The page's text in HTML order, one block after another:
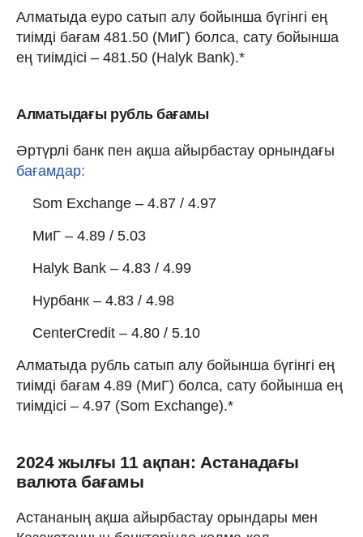
Алматыда еуро сатып алу бойынша бүгінгі ең
тиімді бағам 481.50 (МиГ) болса, сату бойынша
ең тиімдісі – 481.50 (Halyk Bank).*
Алматыдағы рубль бағамы
Әртүрлі банк пен ақша айырбастау орнындағы
бағамдар:
Som Exchange – 4.87 / 4.97
МиГ – 4.89 / 5.03
Halyk Bank – 4.83 / 4.99
Нурбанк – 4.83 / 4.98
CenterCredit – 4.80 / 5.10
Алматыда рубль сатып алу бойынша бүгінгі ең
тиімді бағам 4.89 (МиГ) болса, сату бойынша ең
тиімдісі – 4.97 (Som Exchange).*
2024 жылғы 11 ақпан: Астанадағы
валюта бағамы
Астананың ақша айырбастау орындары мен